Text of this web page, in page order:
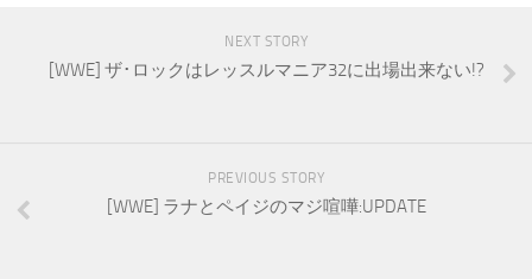
NEXT STORY
[WWE] ザ･ロックはレッスルマニア32に出場出来ない!?
PREVIOUS STORY
[WWE] ラナとペイジのマジ喧嘩:UPDATE